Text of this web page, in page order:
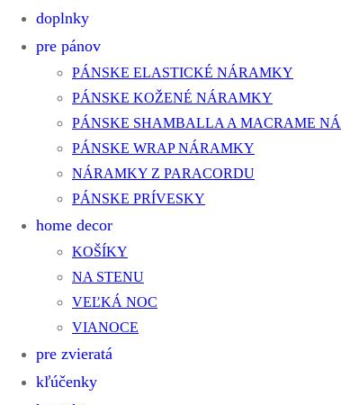
doplnky
pre pánov
PÁNSKE ELASTICKÉ NÁRAMKY
PÁNSKE KOŽENÉ NÁRAMKY
PÁNSKE SHAMBALLA A MACRAME
PÁNSKE WRAP NÁRAMKY
NÁRAMKY Z PARACORDU
PÁNSKE PRÍVESKY
home decor
KOŠÍKY
NA STENU
VEĽKÁ NOC
VIANOCE
pre zvieratá
kľúčenky